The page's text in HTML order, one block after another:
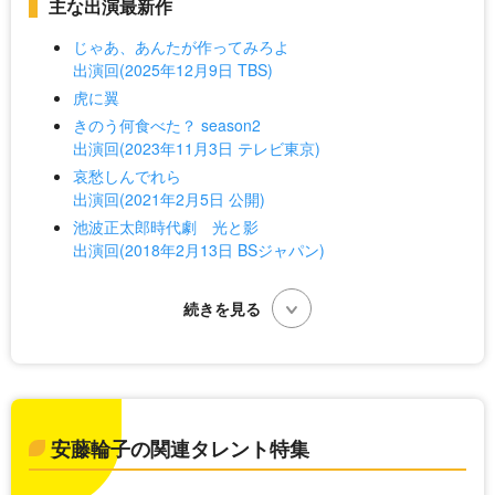
主な出演最新作
じゃあ、あんたが作ってみろよ
出演回(2025年12月9日 TBS)
虎に翼
きのう何食べた？ season2
出演回(2023年11月3日 テレビ東京)
哀愁しんでれら
出演回(2021年2月5日 公開)
池波正太郎時代劇 光と影
出演回(2018年2月13日 BSジャパン)
安藤輪子の関連タレント特集